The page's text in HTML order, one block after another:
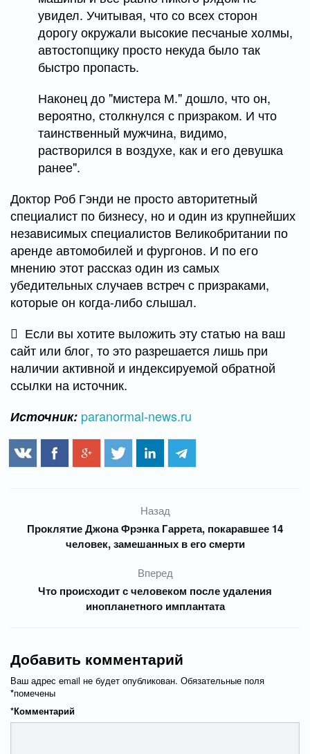
увидел. Учитывая, что со всех сторон
дорогу окружали высокие песчаные холмы,
автостопщику просто некуда было так
быстро пропасть.
Наконец до "мистера М." дошло, что он,
вероятно, столкнулся с призраком. И что
таинственный мужчина, видимо,
растворился в воздухе, как и его девушка
ранее".
Доктор Роб Гэнди не просто авторитетный
специалист по бизнесу, но и один из крупнейших
независимых специалистов Великобритании по
аренде автомобилей и фургонов. И по его
мнению этот рассказ один из самых
убедительных случаев встреч с призраками,
которые он когда-либо слышал.
Если вы хотите выложить эту статью на ваш
сайт или блог, то это разрешается лишь при
наличии активной и индексируемой обратной
ссылки на источник.
Источник: paranormal-news.ru
Назад
Проклятие Джона Фрэнка Гаррета, покаравшее 14
человек, замешанных в его смерти
Вперед
Что происходит с человеком после удаления
инопланетного имплантата
Добавить комментарий
Ваш адрес email не будет опубликован. Обязательные поля
помечены
*
Комментарий
*